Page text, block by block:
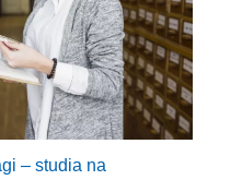
– studia na